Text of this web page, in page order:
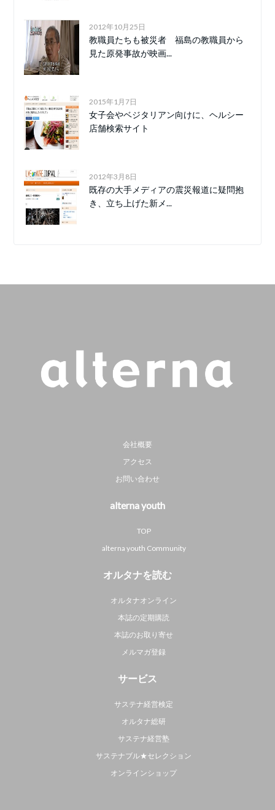
2012年10月25日
教職員たちも被災者 福島の教職員から
見た原発事故が映画...
2015年1月7日
女子会やベジタリアン向けに、ヘルシー
店舗検索サイト
2012年3月8日
既存の大手メディアの震災報道に疑問抱
き、立ち上げた新メ...
会社概要
アクセス
お問い合わせ
alterna youth
TOP
alterna youth Community
オルタナを読む
オルタナオンライン
本誌の定期購読
本誌のお取り寄せ
メルマガ登録
サービス
サステナ経営検定
オルタナ総研
サステナ経営塾
サステナブル★セレクション
オンラインショップ